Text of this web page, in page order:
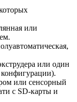
или
или один
конфигурации).
или сенсорный
с SD-карты и